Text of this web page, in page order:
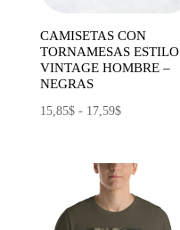
CAMISETAS CON
TORNAMESAS ESTILO
VINTAGE HOMBRE –
NEGRAS
15,85$ - 17,59$Rango
desde
15,85$